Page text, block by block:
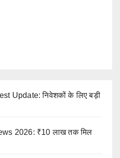
Update: निवेशकों के लिए बड़ी
2026: ₹10 लाख तक मिल